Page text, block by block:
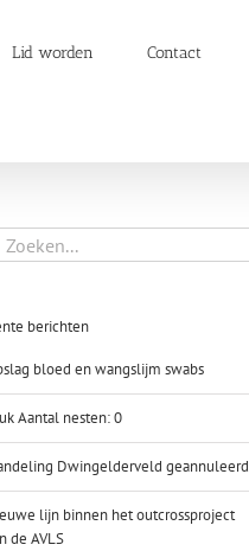
Lid worden Contact
berichten
bloed en wangslijm swabs
Aantal nesten: 0
Dwingelderveld geannuleerd
lijn binnen het outcrossproject
de AVLS